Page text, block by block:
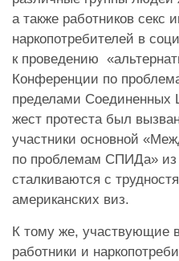
а также работников секс
наркопотребителей в
к проведению
Конференции по
пределами Соединенных
жест протеста был
участники основной
по проблемам СПИДа» из
сталкиваются с
американских виз.
К тому же, участвующие
работники и